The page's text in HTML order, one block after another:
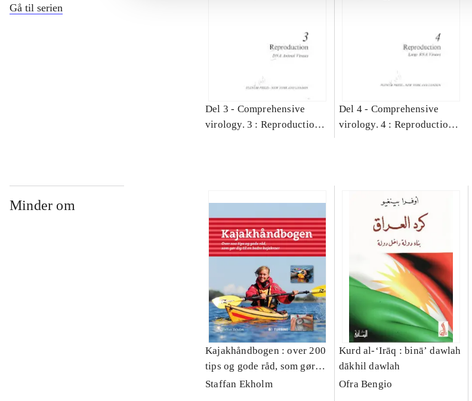
Gå til serien
Del 3 - Comprehensive
virology. 3 : Reproduction -
Del 4 - Comprehensive
virology. 4 : Reproduction -
Minder om
Kajakhåndbogen : over 200
tips og gode råd, som gør
dig til en bedre kajakroer
Staffan Ekholm
Kurd al-ʻIrāq : bināʼ dawlah
dākhil dawlah
Ofra Bengio